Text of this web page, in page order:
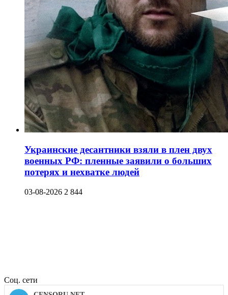
Украинские десантники взяли в плен двух
военных РФ: пленные заявили о больших
потерях и нехватке людей
03-08-2026 2 844
Соц. сети